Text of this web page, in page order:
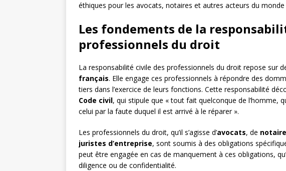
éthiques pour les avocats, notaires et autres acteurs du monde
Les fondements de la
professionnels du droit
La responsabilité civile des professionnels du droit repose sur
français. Elle engage ces professionnels à répondre des
tiers dans l’exercice de leurs fonctions. Cette responsabilité
Code civil, qui stipule que « tout fait quelconque de l’homme,
celui par la faute duquel il est arrivé à le réparer ».
Les professionnels du droit, qu’il s’agisse d’avocats, de
juristes d’entreprise, sont soumis à des obligations
peut être engagée en cas de manquement à ces obligations,
diligence ou de confidentialité.